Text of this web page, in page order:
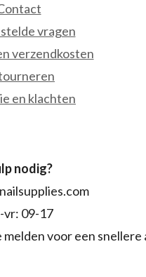
vragen
verzendkosten
en klachten
nodig?
vr: 09-17
voor een snellere